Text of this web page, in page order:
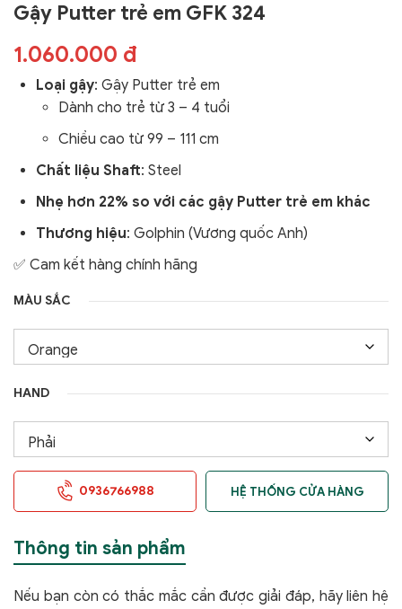
Gậy Putter trẻ em GFK 324
1.060.000 đ
Loại gậy: Gậy Putter trẻ em
Dành cho trẻ từ 3 – 4 tuổi
Chiều cao từ 99 – 111 cm
Chất liệu Shaft: Steel
Nhẹ hơn 22% so với các gậy Putter trẻ em khác
Thương hiệu: Golphin (Vương quốc Anh)
✅ Cam kết hàng chính hãng
MÀU SẮC
HAND
0936766988 HỆ THỐNG CỬA HÀNG
Thông tin sản phẩm
Nếu bạn còn có thắc mắc cần được giải đáp, hãy liên hệ